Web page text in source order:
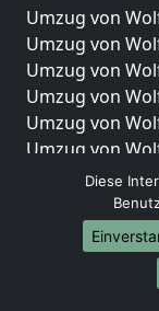
Umzug von
Umzug von
Umzug von
Umzug von
Umzug von
Umzug von
Umzug von
Umzug von
Umzug von
Umzug von
Umzug von
Diese